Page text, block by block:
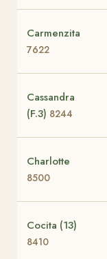
Carmenzita
7622
Cassandra
(F.3) 8244
Charlotte
8500
Cocita (13)
8410